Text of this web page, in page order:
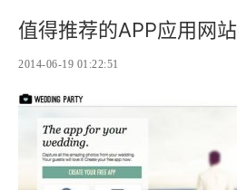
值得推荐的APP应用网站
2014-06-19 01:22:51